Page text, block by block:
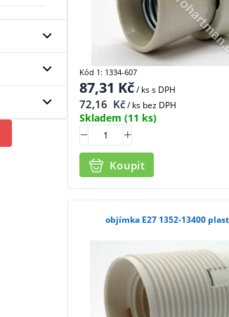
87,31 Kč/ kss DPH
72,16 Kč/ ks bez DPH
Skladem (11 ks)
Koupit
Kód 1: 1334-607
objímka E27 1352-13400